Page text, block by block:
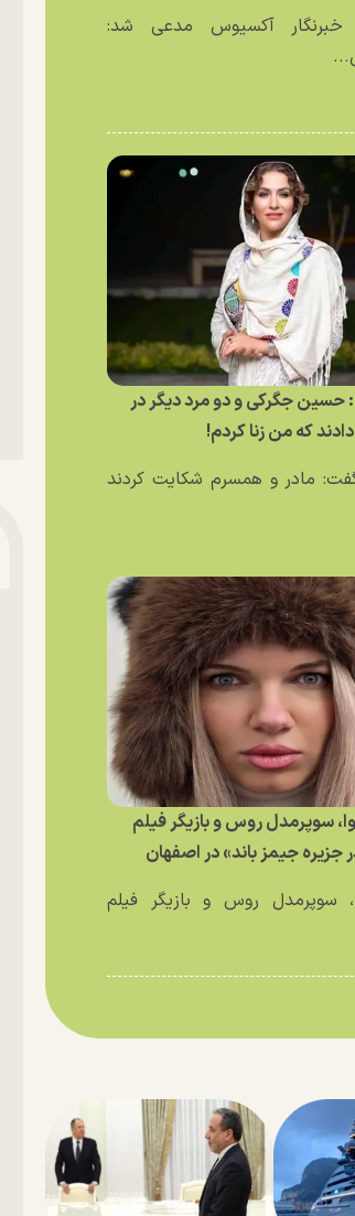
خبرنگار آکسیوس مدعی شد:
حسین جگرکی و دو مرد دیگر در
که من زنا کردم!
مادر و همسرم شکایت کردند
سوپرمدل روس و بازیگر فیلم
جزیره جیمز باند» در اصفهان
سوپرمدل روس و بازیگر فیلم